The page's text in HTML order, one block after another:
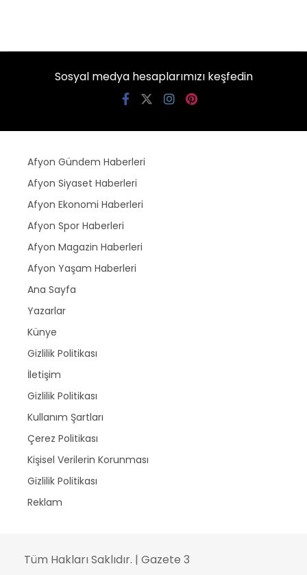
Sosyal medya hesaplarımızı keşfedin
Afyon Gündem Haberleri
Afyon Siyaset Haberleri
Afyon Ekonomi Haberleri
Afyon Spor Haberleri
Afyon Magazin Haberleri
Afyon Yaşam Haberleri
Ana Sayfa
Yazarlar
Künye
Gizlilik Politikası
İletişim
Gizlilik Politikası
Kullanım Şartları
Çerez Politikası
Kişisel Verilerin Korunması
Gizlilik Politikası
Reklam
Tüm Hakları Saklıdır. | Gazete 3